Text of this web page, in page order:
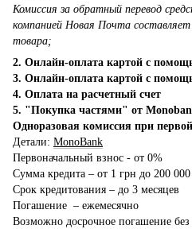
Комиссия за обратный перевод
компанией Новая Почта
товара;
2. Онлайн-оплата картой с
3. Онлайн-оплата картой с
4. Оплата на расчетный счет
5. "Покупка частями" от
Одноразовая комиссия при
Детали: MonoBank
Первоначальный взнос - от 0%
Сумма кредита – от 1 грн до 200 000
Срок кредитования – до 3 месяцев
Погашение – ежемесячно
Возможно досрочное погашение